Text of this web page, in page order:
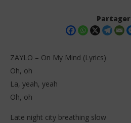
Partager
ZAYLO – On My Mind (Lyrics)
Oh, oh
La, yeah, yeah
Oh, oh
Late night city breathing slow